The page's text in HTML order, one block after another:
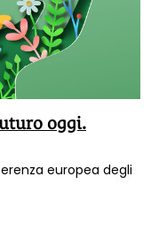
oggi.
europea degli